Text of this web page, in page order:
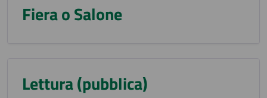
Fiera o Salone
Lettura (pubblica)